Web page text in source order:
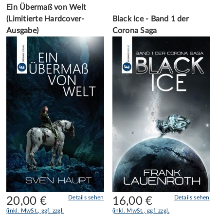
Ein Übermaß von Welt
(Limitierte Hardcover-
Ausgabe)
Details sehen
20,00 €
(inkl. MwSt., ggf. zzgl.
Black Ice - Band 1 der
Corona Saga
Details sehen
16,00€
(inkl. MwSt., ggf. zzgl.